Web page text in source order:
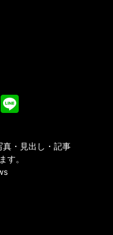
真・見出し・記事
す。